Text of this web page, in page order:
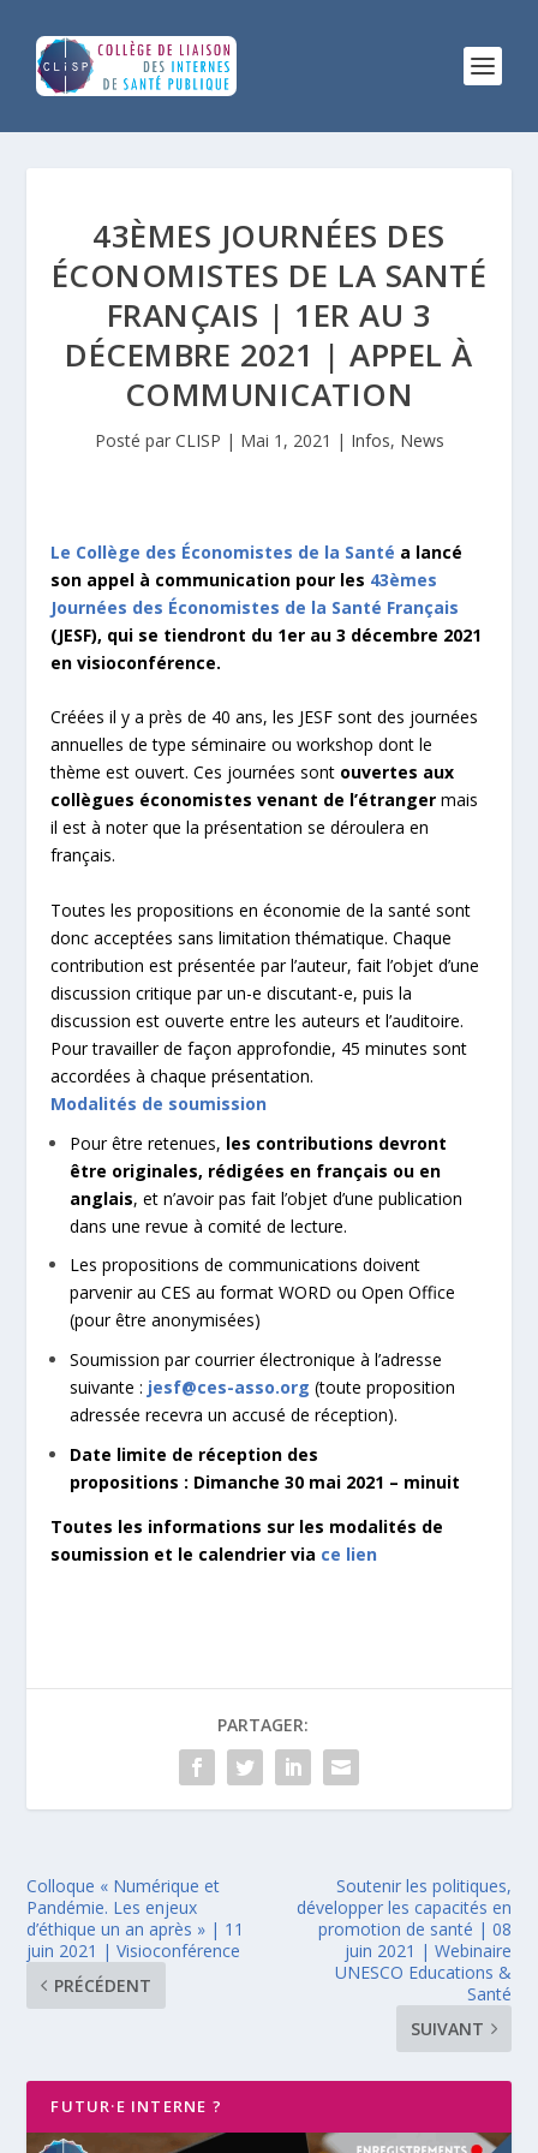
43ÈMES JOURNÉES DES
ÉCONOMISTES DE LA SANTÉ
FRANÇAIS | 1ER AU 3
DÉCEMBRE 2021 | APPEL À
COMMUNICATION
Posté par CLISP | Mai 1, 2021 | Infos, News
Le Collège des Économistes de la Santé a lancé
son appel à communication pour les 43èmes
Journées des Économistes de la Santé Français
(JESF), qui se tiendront du 1er au 3 décembre 2021
en visioconférence.
Créées il y a près de 40 ans, les JESF sont des journées
annuelles de type séminaire ou workshop dont le
thème est ouvert. Ces journées sont ouvertes aux
collègues économistes venant de l’étranger mais
il est à noter que la présentation se déroulera en
français.
Toutes les propositions en économie de la santé sont
donc acceptées sans limitation thématique. Chaque
contribution est présentée par l’auteur, fait l’objet d’une
discussion critique par un-e discutant-e, puis la
discussion est ouverte entre les auteurs et l’auditoire.
Pour travailler de façon approfondie, 45 minutes sont
accordées à chaque présentation.
Modalités de soumission
Pour être retenues, les contributions devront
être originales, rédigées en français ou en
anglais, et n’avoir pas fait l’objet d’une publication
dans une revue à comité de lecture.
Les propositions de communications doivent
parvenir au CES au format WORD ou Open Office
(pour être anonymisées)
Soumission par courrier électronique à l’adresse
suivante : jesf@ces-asso.org (toute proposition
adressée recevra un accusé de réception).
Date limite de réception des
propositions : Dimanche 30 mai 2021 – minuit
Toutes les informations sur les modalités de
soumission et le calendrier via ce lien
PARTAGER:
Colloque « Numérique et
Pandémie. Les enjeux
d’éthique un an après » | 11
juin 2021 | Visioconférence
PRÉCÉDENT
Soutenir les politiques,
développer les capacités en
promotion de santé | 08
juin 2021 | Webinaire
UNESCO Educations &
Santé
SUIVANT
FUTUR·E INTERNE ?